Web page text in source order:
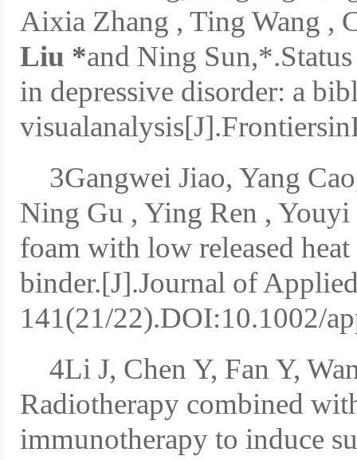
Aixia Zhang , Ting Wang ,
Liu *and Ning
in depressive disorder: a
3Gangwei Jiao, Yang
Ning Gu , Ying Ren ,
foam with low released
binder.[J].Journal of
141(21/22).DOI:10.1002/
4Li J, Chen Y, Fan Y,
Radiotherapy combined
immunotherapy to induce